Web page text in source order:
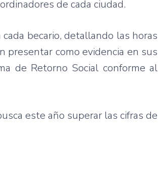
de cada ciudad.
becario, detallando las horas
presentar como evidencia en sus
de Retorno Social conforme al
este año superar las cifras de